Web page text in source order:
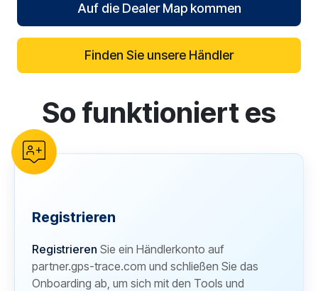
Auf die Dealer Map kommen
Finden Sie unsere Händler
reCAPTCHA verification
So funktioniert es
Registrieren
Registrieren Sie ein Händlerkonto auf
partner.gps-trace.com und schließen Sie das
Onboarding ab, um sich mit den Tools und